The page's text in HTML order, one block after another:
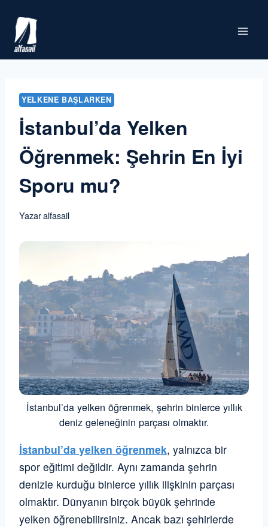
content
YELKENE BAŞLARKEN
İstanbul’da Yelken
Öğrenmek: Şehrin En İyi
Sporu mu?
Yazaralfasail
İstanbul’da yelken öğrenmek, şehrin binlerce yıllık
deniz geleneğinin parçası olmaktır.
İstanbul’da yelken öğrenmek, yalnızca bir
spor eğitimi değildir. Aynı zamanda şehrin
denizle kurduğu binlerce yıllık ilişkinin parçası
olmaktır. Dünyanın birçok büyük şehrinde
yelken öğrenebilirsiniz. Ancak bazı şehirlerde